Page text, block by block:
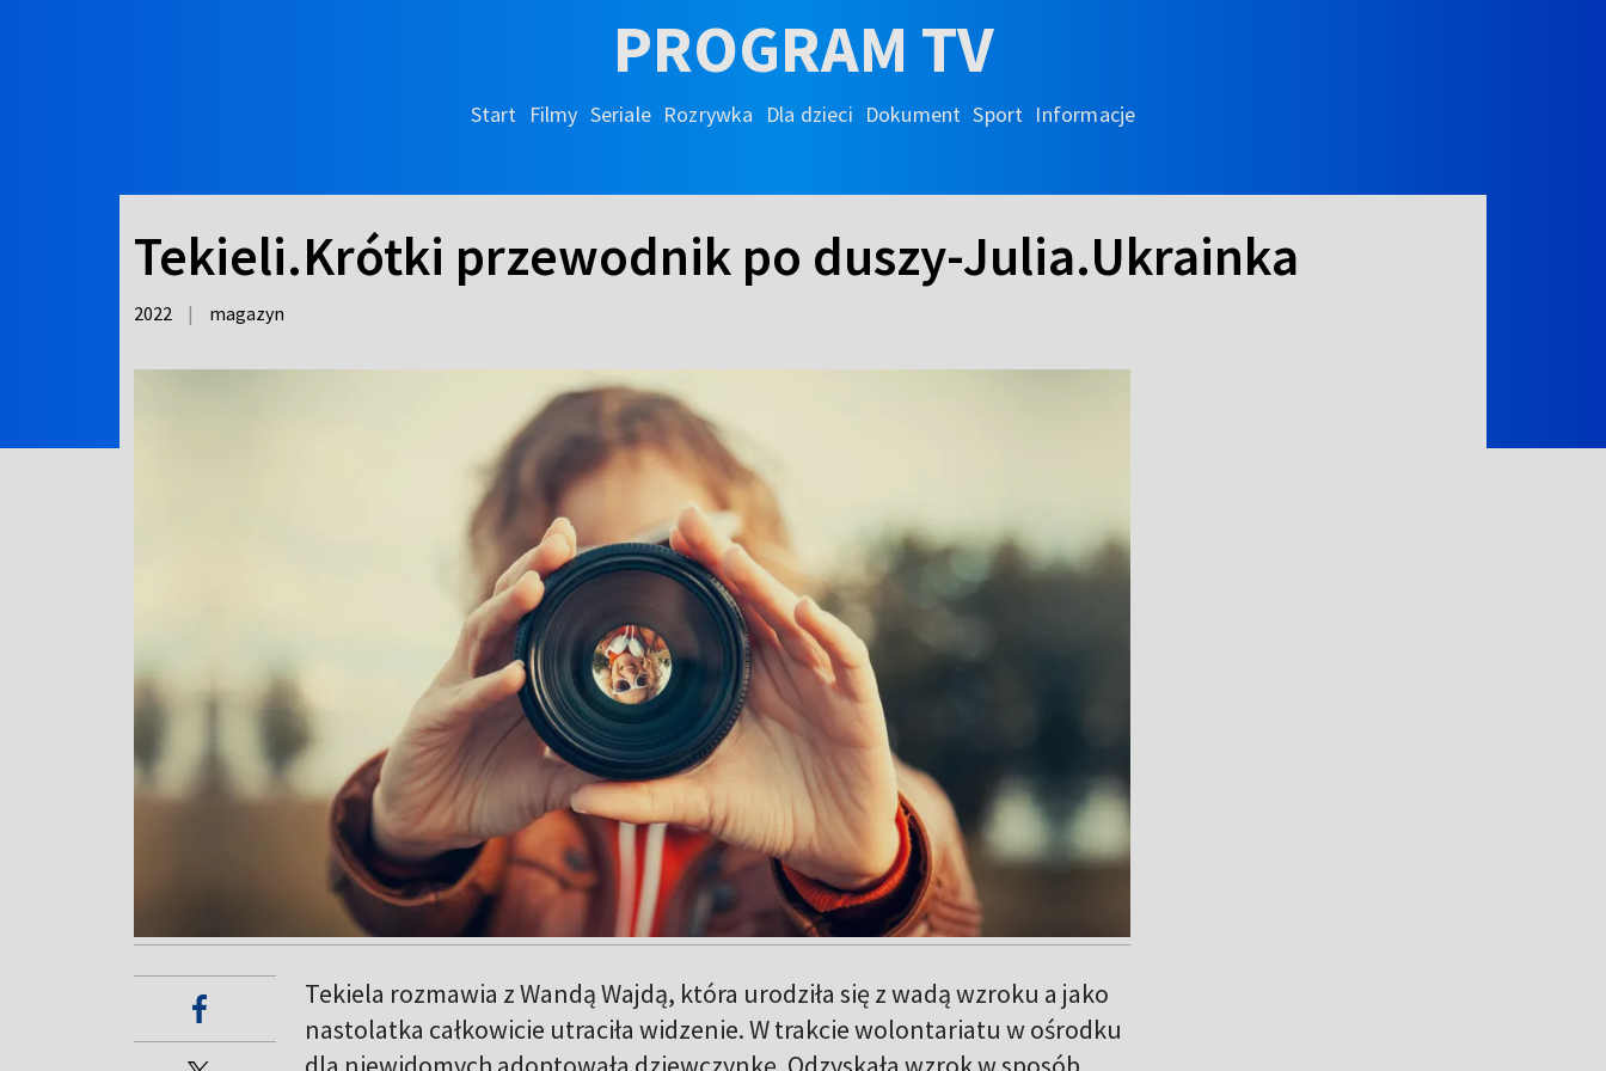
PROGRAM TV
Start Filmy Seriale Rozrywka Dla dzieci Dokument Sport Informacje
Tekieli.Krótki przewodnik po duszy-Julia.Ukrainka
2022 | magazyn
Tekiela rozmawia z Wandą Wajdą, która urodziła się z wadą wzroku a jako
nastolatka całkowicie utraciła widzenie. W trakcie wolontariatu w ośrodku